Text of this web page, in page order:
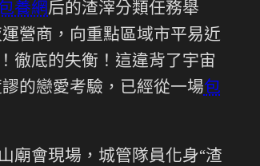
養網后的渣滓分類任務舉
營商，向重點區域市平易近
徹底的失衡！這違背了宇宙
謬的戀愛考驗，已經從一場包
廟會現場，城管隊員化身“渣